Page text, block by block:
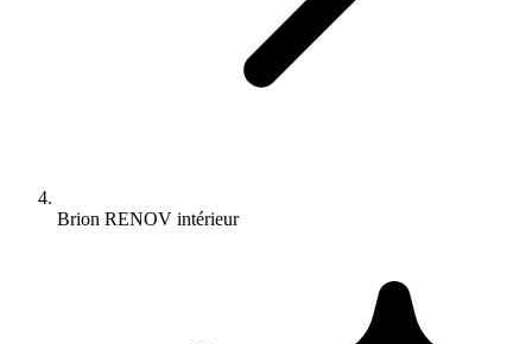
Brion RENOV intérieur